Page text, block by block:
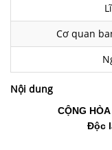
Cơ quan
Nội dung
CỘNG
Độc